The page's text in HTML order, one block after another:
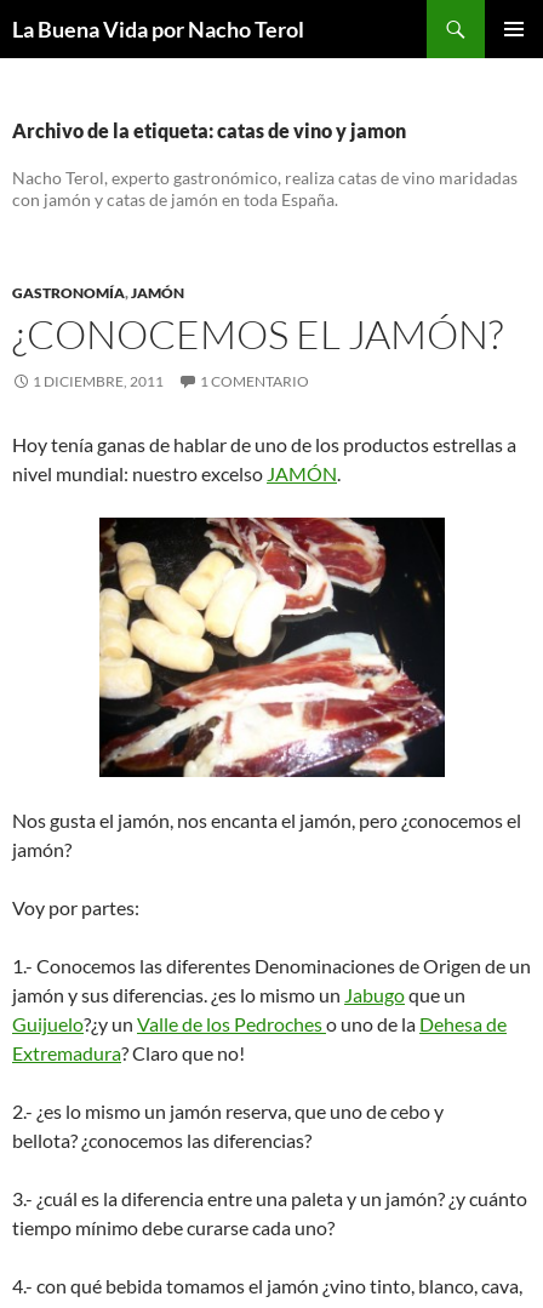
La Buena Vida por Nacho Terol
Archivo de la etiqueta: catas de vino y jamon
Nacho Terol, experto gastronómico, realiza catas de vino maridadas
con jamón y catas de jamón en toda España.
GASTRONOMÍA,JAMÓN
¿CONOCEMOS EL JAMÓN?
1 DICIEMBRE, 2011 1 COMENTARIO
Hoy tenía ganas de hablar de uno de los productos estrellas a
nivel mundial: nuestro excelso JAMÓN.
Nos gusta el jamón, nos encanta el jamón, pero ¿conocemos el
jamón?
Voy por partes:
1.- Conocemos las diferentes Denominaciones de Origen de un
jamón y sus diferencias. ¿es lo mismo un Jabugoque un
Guijuelo?¿y un Valle de los Pedrocheso uno de la Dehesa de
Extremadura? Claro que no!
2.- ¿es lo mismo un jamón reserva, que uno de cebo y
bellota? ¿conocemos las diferencias?
3.- ¿cuál es la diferencia entre una paleta y un jamón? ¿y cuánto
tiempo mínimo debe curarse cada uno?
4.- con qué bebida tomamos el jamón ¿vino tinto, blanco, cava,